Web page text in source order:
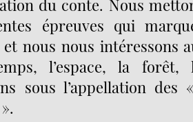
du conte. Nous
épreuves qui
nous nous intéressons
l’espace, la forêt,
sous l’appellation des